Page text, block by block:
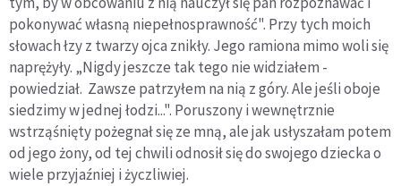
pokonywać własną niepełnosprawność". Przy tych moich
słowach łzy z twarzy ojca znikły. Jego ramiona mimo woli się
naprężyły. „Nigdy jeszcze tak tego nie widziałem -
powiedział. Zawsze patrzyłem na nią z góry. Ale jeśli oboje
siedzimy w jednej łodzi...". Poruszony i wewnętrznie
wstrząśnięty pożegnał się ze mną, ale jak usłyszałam potem
od jego żony, od tej chwili odnosił się do swojego dziecka o
wiele przyjaźniej i życzliwiej.